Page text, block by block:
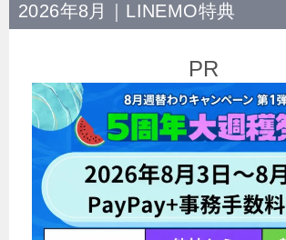
2026年8月｜LINEMO特典
PR